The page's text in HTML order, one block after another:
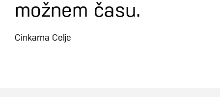
možnem času.
Cinkarna Celje